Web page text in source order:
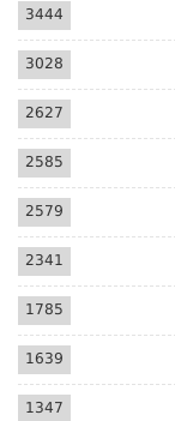
3444
3028
2627
2585
2579
2341
1785
1639
1347